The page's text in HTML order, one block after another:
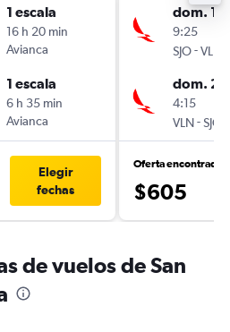
1 escala
16 h 20 min
Avianca
1 escala
6 h 35 min
Avianca
Elegir
fechas
dom.
9:25
SJO-VLN
dom.
4:15
VLN-SJO
Oferta encontrada
$605
de vuelos de San